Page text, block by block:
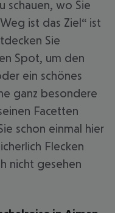
schauen, wo Sie
ist das Ziel“ ist
Sie
Spot, um den
ein schönes
ganz besondere
Facetten
schon einmal hier
Flecken
nicht gesehen